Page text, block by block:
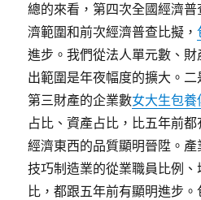
總的來看，第四次全國經濟
濟範圍和前次經濟普查比擬，
進步。我們從法人單元數、
出範圍是年夜幅度的擴大。
第三財產的企業數女大生包養
占比、資產占比，比五年前
經濟東西的品質顯明晉陞。
技巧制造業的從業職員比例
比，都跟五年前有顯明進步